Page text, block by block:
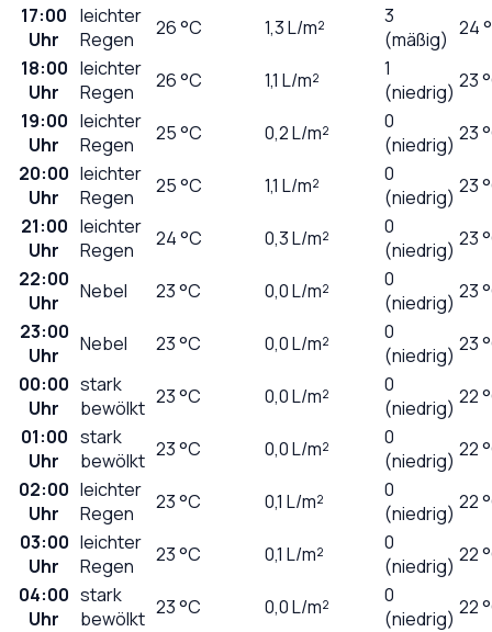
17:00
Uhr
leichter
Regen
26°C 1,3L/m²
3
(mäßig) 24
18:00
Uhr
leichter
Regen
26°C 1,1 L/m²
1
(niedrig) 23
19:00
Uhr
leichter
Regen
25°C 0,2L/m²
0
(niedrig) 23
20:00
Uhr
leichter
Regen
25°C 1,1 L/m²
0
(niedrig) 23
21:00
Uhr
leichter
Regen
24°C 0,3L/m²
0
(niedrig) 23
22:00
Uhr
Nebel 23°C 0,0L/m²
0
(niedrig) 23
23:00
Uhr
Nebel 23°C 0,0L/m²
0
(niedrig) 23
00:00
Uhr
stark
bewölkt 23°C 0,0L/m²
0
(niedrig) 22
01:00
Uhr
stark
bewölkt 23°C 0,0L/m²
0
(niedrig) 22
02:00
Uhr
leichter
Regen
23°C 0,1 L/m²
0
(niedrig) 22
03:00
Uhr
leichter
Regen
23°C 0,1 L/m²
0
(niedrig) 22
04:00
Uhr
stark
bewölkt 23°C 0,0L/m²
0
(niedrig) 22